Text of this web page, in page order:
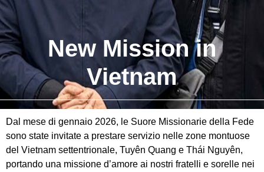
New Mission in
Vietnam
Dal mese di gennaio 2026, le Suore Missionarie della Fede
sono state invitate a prestare servizio nelle zone montuose
del Vietnam settentrionale, Tuyên Quang e Thái Nguyên,
portando una missione d’amore ai nostri fratelli e sorelle nei